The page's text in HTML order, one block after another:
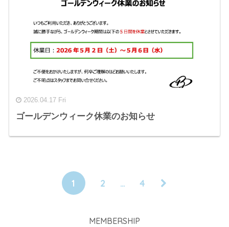
2026.04.17 Fri
ゴールデンウィーク休業のお知らせ
1 2 … 4
MEMBERSHIP